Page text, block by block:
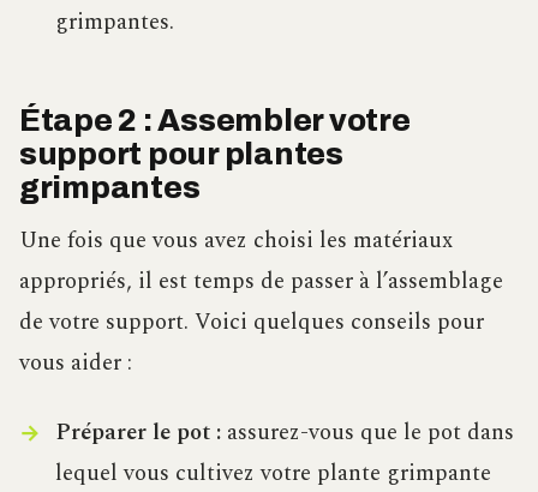
grimpantes.
Étape 2 : Assembler votre
support pour plantes
grimpantes
Une fois que vous avez choisi les matériaux
appropriés, il est temps de passer à l’assemblage
de votre support. Voici quelques conseils pour
vous aider :
Préparer le pot :assurez-vous que le pot dans
lequel vous cultivez votre plante grimpante